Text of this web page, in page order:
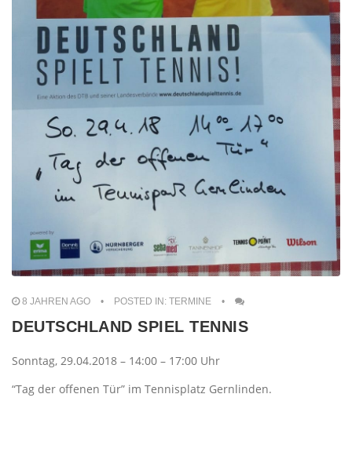
8 JAHREN AGO POSTED IN: TERMINE
DEUTSCHLAND SPIEL TENNIS
Sonntag, 29.04.2018 – 14:00 – 17:00 Uhr
“Tag der offenen Tür” im Tennisplatz Gernlinden.